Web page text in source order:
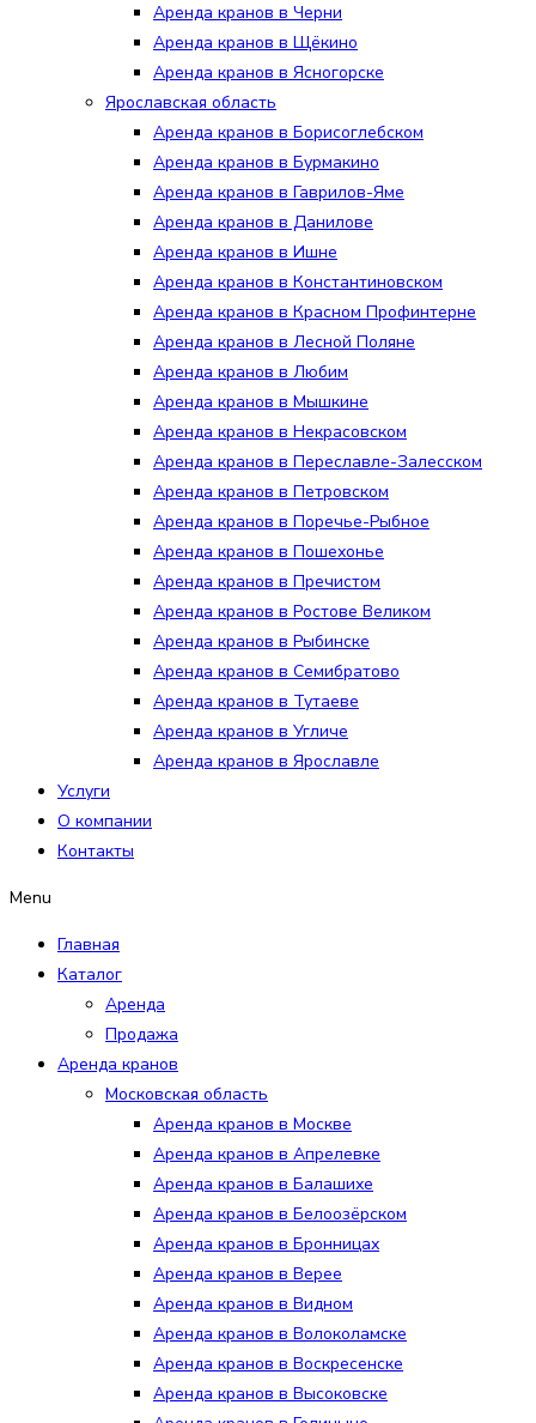
Аренда кранов в Черни
Аренда кранов в Щёкино
Аренда кранов в Ясногорске
Ярославская область
Аренда кранов в Борисоглебском
Аренда кранов в Бурмакино
Аренда кранов в Гаврилов-Яме
Аренда кранов в Данилове
Аренда кранов в Ишне
Аренда кранов в Константиновском
Аренда кранов в Красном Профинтерне
Аренда кранов в Лесной Поляне
Аренда кранов в Любим
Аренда кранов в Мышкине
Аренда кранов в Некрасовском
Аренда кранов в Переславле-Залесском
Аренда кранов в Петровском
Аренда кранов в Поречье-Рыбное
Аренда кранов в Пошехонье
Аренда кранов в Пречистом
Аренда кранов в Ростове Великом
Аренда кранов в Рыбинске
Аренда кранов в Семибратово
Аренда кранов в Тутаеве
Аренда кранов в Угличе
Аренда кранов в Ярославле
Услуги
О компании
Контакты
Menu
Главная
Каталог
Аренда
Продажа
Аренда кранов
Московская область
Аренда кранов в Москве
Аренда кранов в Апрелевке
Аренда кранов в Балашихе
Аренда кранов в Белоозёрском
Аренда кранов в Бронницах
Аренда кранов в Верее
Аренда кранов в Видном
Аренда кранов в Волоколамске
Аренда кранов в Воскресенске
Аренда кранов в Высоковске